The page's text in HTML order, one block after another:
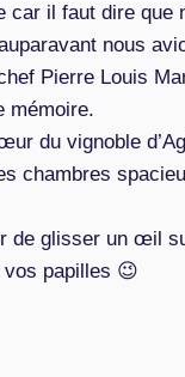
car il faut dire que
nous
Pierre Louis
mémoire.
du vignoble
chambres
de glisser un œil
papilles 😉